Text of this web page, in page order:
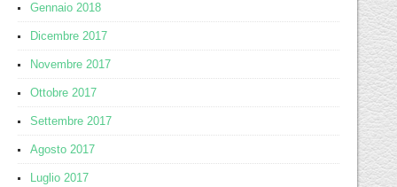
Gennaio 2018
Dicembre 2017
Novembre 2017
Ottobre 2017
Settembre 2017
Agosto 2017
Luglio 2017